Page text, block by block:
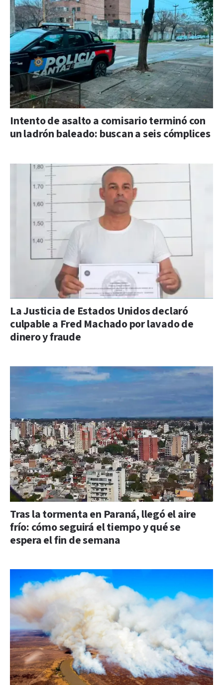
Intento de asalto a comisario terminó con
un ladrón baleado: buscan a seis cómplices
La Justicia de Estados Unidos declaró
culpable a Fred Machado por lavado de
dinero y fraude
Tras la tormenta en Paraná, llegó el aire
frío: cómo seguirá el tiempo y qué se
espera el fin de semana